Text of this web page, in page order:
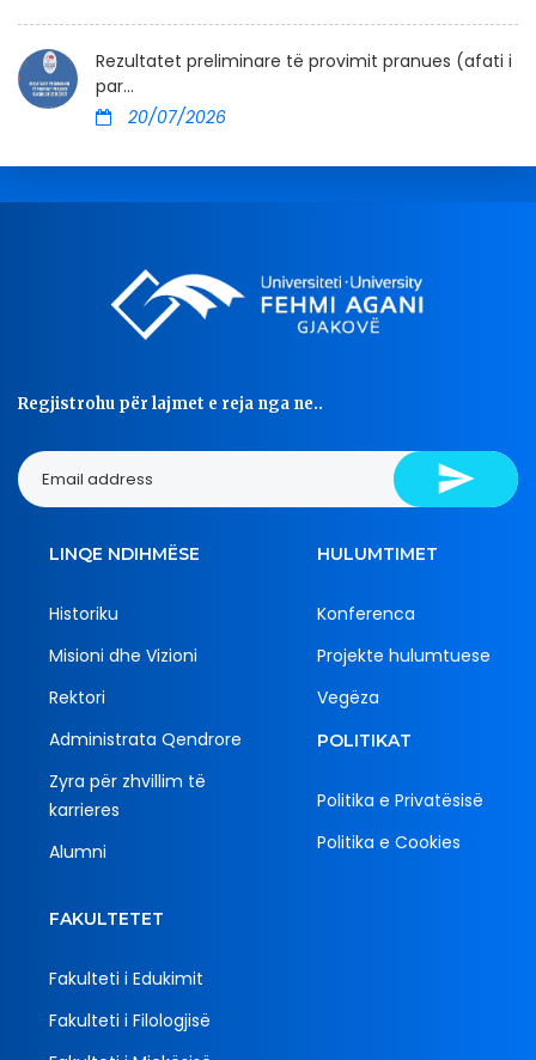
Rezultatet preliminare të provimit pranues (afati i
par...
20/07/2026
Regjistrohu për lajmet e reja nga ne..
LINQE NDIHMËSE
Historiku
Misioni dhe Vizioni
Rektori
Administrata Qendrore
Zyra për zhvillim të
karrieres
Alumni
HULUMTIMET
Konferenca
Projekte hulumtuese
Vegëza
POLITIKAT
Politika e Privatësisë
Politika e Cookies
FAKULTETET
Fakulteti i Edukimit
Fakulteti i Filologjisë